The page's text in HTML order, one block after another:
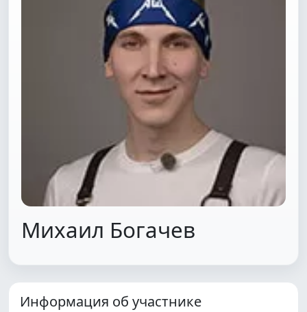
Михаил Богачев
Информация об участнике